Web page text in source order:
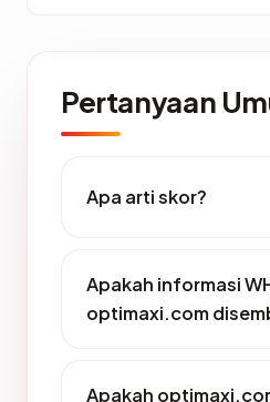
Pertanyaan
Apa arti skor?
Apakah informasi
optimaxi.com
Apakah